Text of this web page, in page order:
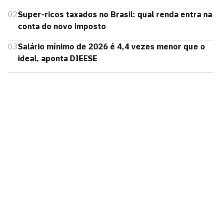
02Super-ricos taxados no Brasil: qual renda entra na
conta do novo imposto
03Salário mínimo de 2026 é 4,4 vezes menor que o
ideal, aponta DIEESE